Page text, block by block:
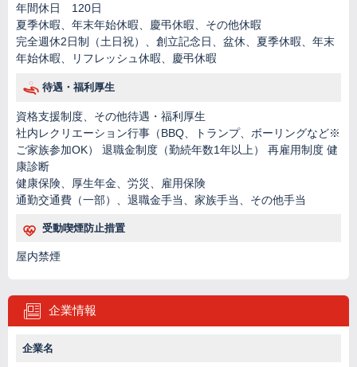
年間休日 120日
夏季休暇、年末年始休暇、慶弔休暇、その他休暇
完全週休2日制（土日祝）、創立記念日、盆休、夏季休暇、年末
年始休暇、リフレッシュ休暇、慶弔休暇
待遇・福利厚生
資格支援制度、その他待遇・福利厚生
社内レクリエーション行事（BBQ、トランプ、ボーリングなど※
ご家族参加OK） 退職金制度（勤続年数1年以上） 再雇用制度 健
康診断
健康保険、厚生年金、労災、雇用保険
通勤交通費（一部）、退職金手当、家族手当、その他手当
受動喫煙防止措置
屋内禁煙
企業情報
企業名